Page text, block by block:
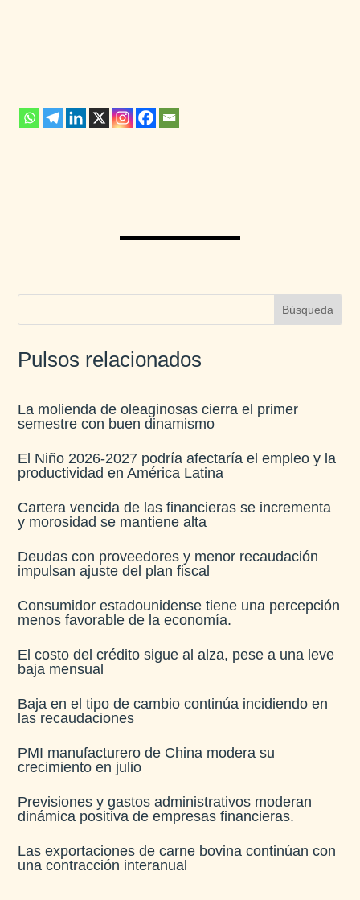
Pulsos relacionados
La molienda de oleaginosas cierra el primer
semestre con buen dinamismo​
El Niño 2026-2027 podría afectaría el empleo y la
productividad en América Latina​
Cartera vencida de las financieras se incrementa
y morosidad se mantiene alta​
Deudas con proveedores y menor recaudación
impulsan ajuste del plan fiscal​
Consumidor estadounidense tiene una percepción
menos favorable de la economía​.
El costo del crédito sigue al alza, pese a una leve
baja mensual​
Baja en el tipo de cambio continúa incidiendo en
las recaudaciones​
PMI manufacturero de China modera su
crecimiento en julio​
Previsiones y gastos administrativos moderan
dinámica positiva de empresas financieras​.
Las exportaciones de carne bovina continúan con
una contracción interanual